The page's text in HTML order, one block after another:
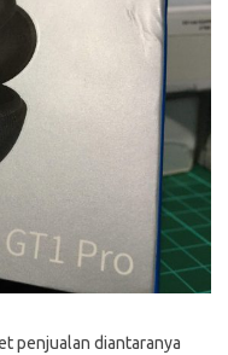
penjualan diantaranya